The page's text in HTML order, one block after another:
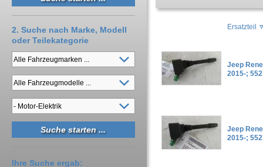
Ersatzteil
Jeep
2015-;
Jeep
2015-;
2. Suche nach Marke, Modell
oder Teilekategorie
Ihre Suche ergab: